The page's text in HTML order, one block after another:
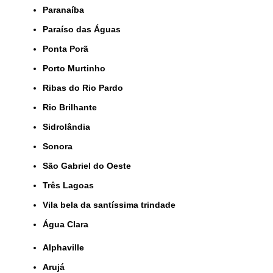
Paranaíba
Paraíso das Águas
Ponta Porã
Porto Murtinho
Ribas do Rio Pardo
Rio Brilhante
Sidrolândia
Sonora
São Gabriel do Oeste
Três Lagoas
Vila bela da santíssima trindade
Água Clara
Alphaville
Arujá